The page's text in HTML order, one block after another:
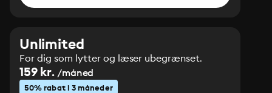
Unlimited
For dig som lytter og læser ubegrænset.
159 kr. /måned
50% rabat i 3 måneder